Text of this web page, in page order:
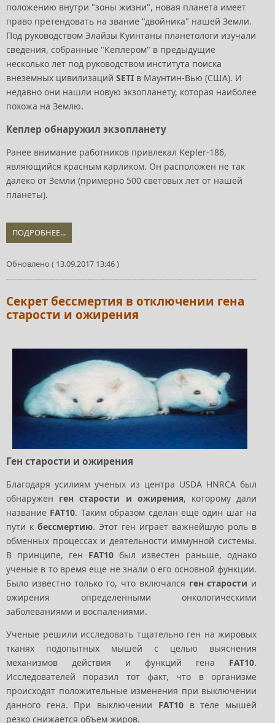
положению внутри "зоны жизни", новая планета имеет
право претендовать на звание "двойника" нашей Земли.
Под руководством Элайзы Куинтаны планетологи изучали
сведения, собранные "Кеплером" в предыдущие
несколько лет под руководством института поиска
внеземных цивилизаций SETI в Маунтин-Вью (США). И
недавно они нашли новую экзопланету, которая наиболее
похожа на Землю.
Кеплер обнаружил экзопланету
Ранее внимание работников привлекал Kepler-186,
являющийся красным карликом. Он расположен не так
далеко от Земли (примерно 500 световых лет от нашей
планеты).
ПОДРОБНЕЕ...
Обновлено ( 13.09.2017 13:46 )
Секрет бессмертия в отключении гена
старости и ожирения
Ген старости и ожирения
Благодаря усилиям ученых из центра USDA HNRCA был
обнаружен ген старости и ожирения, которому дали
название FAT10. Таким образом сделан еще один шаг на
пути к бессмертию. Этот ген играет важнейшую роль в
обменных процессах и деятельности иммунной системы.
В принципе, ген FAT10 был известен раньше, однако
ученые в то время еще не знали о его основной функции.
Было известно только то, что включался ген старости и
ожирения определенными онкологическими
заболеваниями и воспалениями.
Ученые решили исследовать тщательно ген на жировых
тканях подопытных мышей с целью выяснения
механизмов действия и функций гена FAT10.
Исследователей поразил тот факт, что в организме
происходят положительные изменения при выключении
данного гена. При выключении FAT10в теле мышей
резко снижается объем жиров.